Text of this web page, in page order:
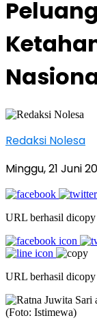
Redaksi Nolesa
Minggu, 21 Juni
URL berhasil dicopy
URL berhasil dicopy